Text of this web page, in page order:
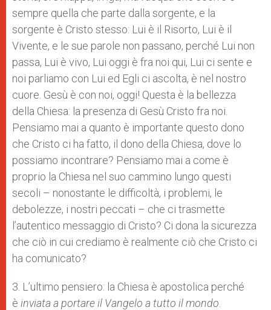
sempre quella che parte dalla sorgente, e la
sorgente è Cristo stesso: Lui è il Risorto, Lui è il
Vivente, e le sue parole non passano, perché Lui non
passa, Lui è vivo, Lui oggi è fra noi qui, Lui ci sente e
noi parliamo con Lui ed Egli ci ascolta, è nel nostro
cuore. Gesù è con noi, oggi! Questa è la bellezza
della Chiesa: la presenza di Gesù Cristo fra noi.
Pensiamo mai a quanto è importante questo dono
che Cristo ci ha fatto, il dono della Chiesa, dove lo
possiamo incontrare? Pensiamo mai a come è
proprio la Chiesa nel suo cammino lungo questi
secoli – nonostante le difficoltà, i problemi, le
debolezze, i nostri peccati – che ci trasmette
l’autentico messaggio di Cristo? Ci dona la sicurezza
che ciò in cui crediamo è realmente ciò che Cristo ci
ha comunicato?
3. L’ultimo pensiero: la Chiesa è apostolica perché
è inviata a portare il Vangelo a tutto il mondo